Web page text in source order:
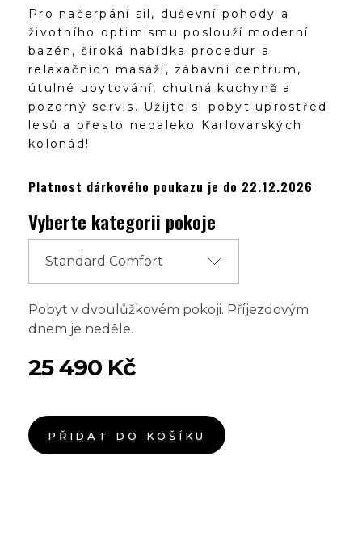
Pro načerpání sil, duševní pohody a
životního optimismu poslouží moderní
bazén, široká nabídka procedur a
relaxačních masáží, zábavní centrum,
útulné ubytování, chutná kuchyně a
pozorný servis. Užijte si pobyt uprostřed
lesů a přesto nedaleko Karlovarských
kolonád!
Platnost dárkového poukazu je do 22.12.2026
Vyberte kategorii pokoje
Pobyt v dvoulůžkovém pokoji. Příjezdovým
dnem je neděle.
25 490 Kč
PŘIDAT DO KOŠÍKU